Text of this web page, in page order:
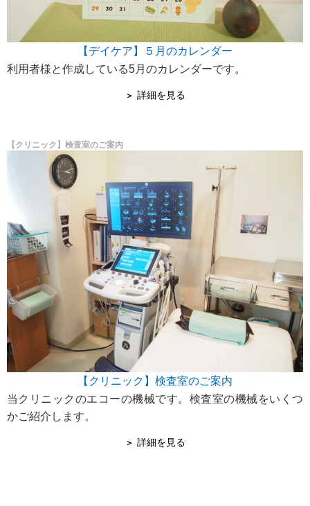
【デイケア】５月のカレンダー
利用者様と作成している5月のカレンダーです。
詳細を見る
【クリニック】検査室のご案内
【クリニック】検査室のご案内
当クリニックのエコーの機械です。検査室の機械をいくつ
かご紹介します。
詳細を見る